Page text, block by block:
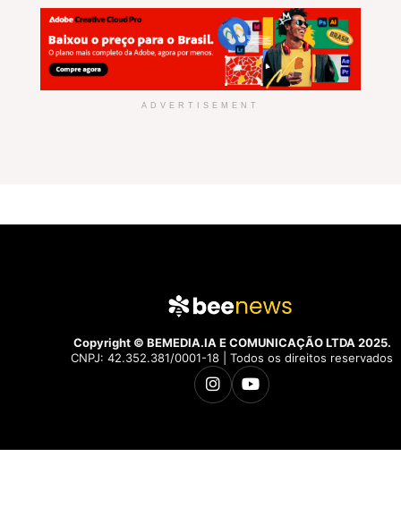
ADVERTISEMENT
Copyright © BEMEDIA.IA E COMUNICAÇÃO LTDA 2025.
CNPJ: 42.352.381/0001-18 | Todos os direitos reservados